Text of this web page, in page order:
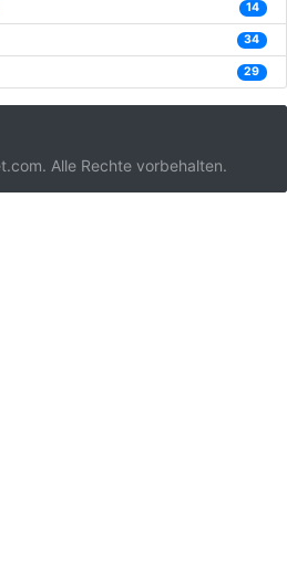
14
34
29
Alle Rechte vorbehalten.